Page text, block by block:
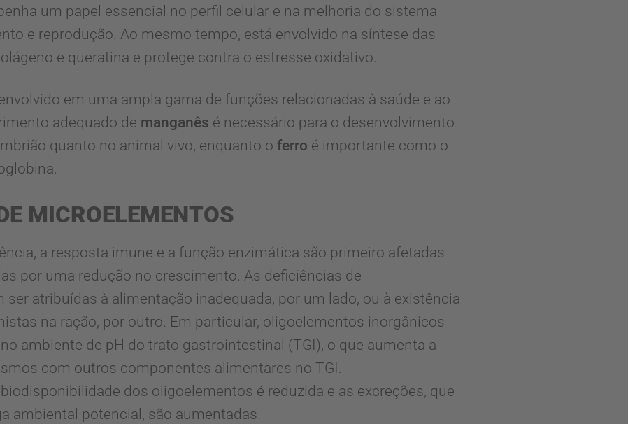
um papel essencial no perfil celular e na melhoria do sistema
e reprodução. Ao mesmo tempo, está envolvido na síntese das
e queratina e protege contra o estresse oxidativo.
em uma ampla gama de funções relacionadas à saúde e ao
adequado de manganês é necessário para o desenvolvimento
quanto no animal vivo, enquanto o ferro é importante como o
MICROELEMENTOS
a resposta imune e a função enzimática são primeiro afetadas
por uma redução no crescimento. As deficiências de
atribuídas à alimentação inadequada, por um lado, ou à existência
na ração, por outro. Em particular, oligoelementos inorgânicos
ambiente de pH do trato gastrointestinal (TGI), o que aumenta a
com outros componentes alimentares no TGI.
dos oligoelementos é reduzida e as excreções, que
ambiental potencial, são aumentadas.